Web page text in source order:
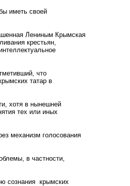
иметь своей
Лениным Крымская
крестьян,
что
татар в
хотя в нынешней
тех или иных
механизм голосования
в частности,
сознания крымских